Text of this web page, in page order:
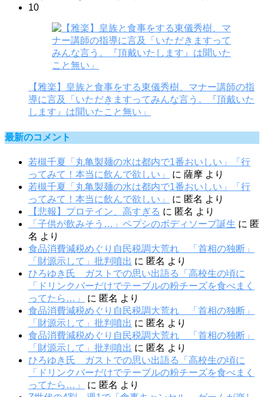
10
【雅楽】皇族と食事をする東儀秀樹、マナー講師の指
導に言及「いただきますってみんな言う。『頂戴いた
します』は聞いたこと無い」
最新のコメント
若槻千夏「丸亀製麺の水は都内で1番おいしい」「行
ってみて！本当に飲んで欲しい」
に 薩摩 より
若槻千夏「丸亀製麺の水は都内で1番おいしい」「行
ってみて！本当に飲んで欲しい」
に 匿名 より
【悲報】プロテイン、高すぎる に 匿名 より
「子供が飲みそう…」ペプシのボディソープ誕生 に 匿
名 より
食品消費減税めぐり自民税調大荒れ 「首相の独断」
「財源示して」批判噴出 に 匿名 より
ひろゆき氏 ガストでの思い出語る「高校生の頃に
「ドリンクバーだけでテーブルの粉チーズを食べまく
ってたら…」
に 匿名 より
食品消費減税めぐり自民税調大荒れ 「首相の独断」
「財源示して」批判噴出 に 匿名 より
食品消費減税めぐり自民税調大荒れ 「首相の独断」
「財源示して」批判噴出 に 匿名 より
ひろゆき氏 ガストでの思い出語る「高校生の頃に
「ドリンクバーだけでテーブルの粉チーズを食べまく
ってたら…」
に 匿名 より